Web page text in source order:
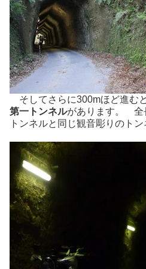
そしてさらに300mほど進む
第一トンネルがあります。 全
トンネルと同じ観音彫りのトン